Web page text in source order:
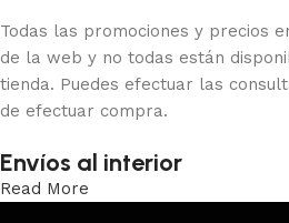
Todas las promociones y precios
de la web y no todas están
tienda. Puedes efectuar las
de efectuar compra.
Envíos al interior
Read More